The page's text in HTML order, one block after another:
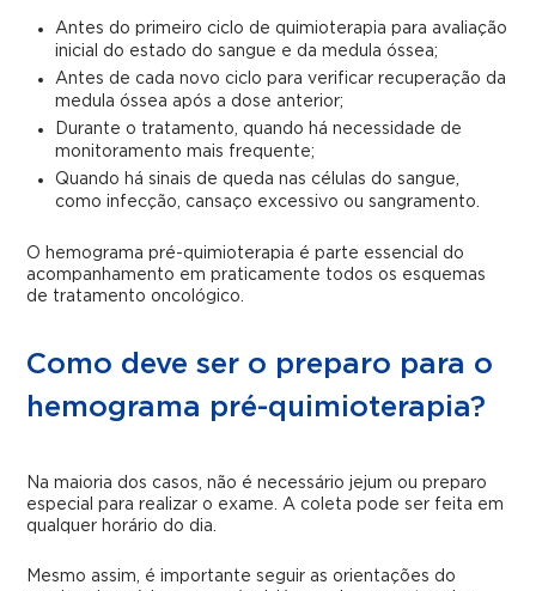
Antes do primeiro ciclo de quimioterapia para avaliação
inicial do estado do sangue e da medula óssea;
Antes de cada novo ciclo para verificar recuperação da
medula óssea após a dose anterior;
Durante o tratamento, quando há necessidade de
monitoramento mais frequente;
Quando há sinais de queda nas células do sangue,
como infecção, cansaço excessivo ou sangramento.
O hemograma pré-quimioterapia é parte essencial do
acompanhamento em praticamente todos os esquemas
de tratamento oncológico.
Como deve ser o preparo para o
hemograma pré-quimioterapia?
Na maioria dos casos, não é necessário jejum ou preparo
especial para realizar o exame. A coleta pode ser feita em
qualquer horário do dia.
Mesmo assim, é importante seguir as orientações do